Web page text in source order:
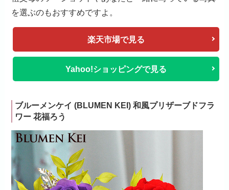
を選ぶのもおすすめですよ。
楽天市場で見る
Yahoo!ショッピングで見る
ブルーメンケイ (BLUMEN KEI) 和風プリザーブドフラ
ワー 花福ろう